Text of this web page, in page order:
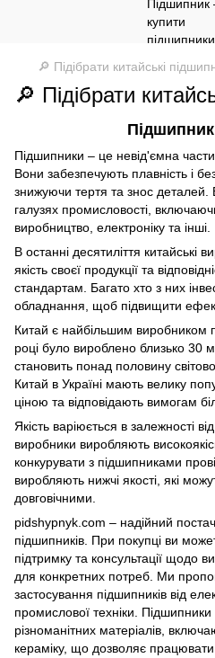
🔎 Підібрати китайські
🔎 Підібрати
Підшипники – це невід'ємна
Вони забезпечують плавність і
знижуючи тертя та знос деталей.
галузях промисловості,
виробництво, електроніку та інші.
В останні десятиліття китайські
якість своєї продукції та
стандартам. Багато хто з них
обладнання, щоб підвищити
Китай є найбільшим виробником
році було вироблено близько 30
становить понад половину
Китай в Україні мають велику
ціною та відповідають вимогам
Якість варіюється в залежності
виробники виробляють
конкурувати з підшипниками
виробляють нижчі якості, які
довговічними.
pidshypnyk.com – надійний
підшипників. При покупці ви
підтримку та консультації щодо
для конкретних потреб. Ми
застосування підшипників від
промислової техніки.
різноманітних матеріалів,
кераміку, що дозволяє